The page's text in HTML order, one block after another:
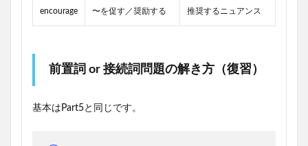
encourage 〜を促す／奨励する 推奨するニュアンス
前置詞 or 接続詞問題の解き方（復習）
基本はPart5と同じです。